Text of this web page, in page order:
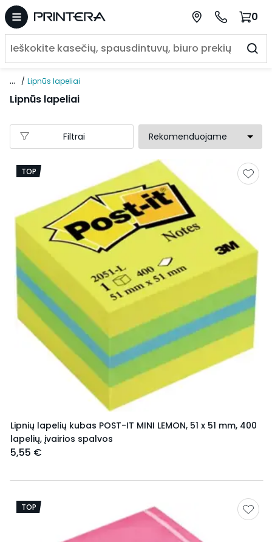
0
... Lipnūs lapeliai
Lipnūs lapeliai
Filtrai
TOP
Lipnių lapelių kubas POST-IT MINI LEMON, 51 x 51 mm, 400
lapelių, įvairios spalvos
5,55 €
TOP